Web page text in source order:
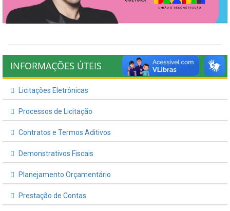
INFORMAÇÕES ÚTEIS
Licitações Eletrônicas
Processos de Licitação
Contratos e Termos Aditivos
Demonstrativos Fiscais
Planejamento Orçamentário
Prestação de Contas